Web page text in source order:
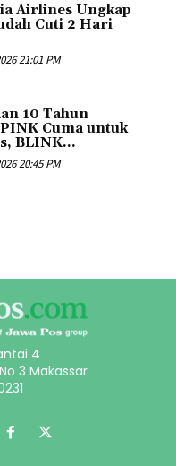
Airlines Ungkap
Cuti 2 Hari
21:01 PM
10 Tahun
Cuma untuk
BLINK...
20:45 PM
4
3 Makassar